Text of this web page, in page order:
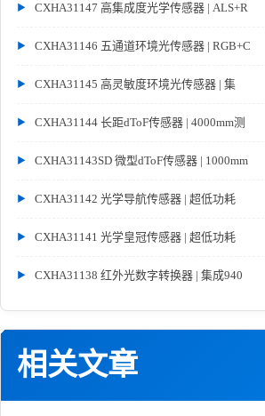
CXHA31147 高集成度光学传感器 | ALS+R
CXHA31146 五通道环境光传感器 | RGB+C
CXHA31145 高灵敏度环境光传感器 | 集
CXHA31144 长距dToF传感器 | 4000mm测
CXHA31143SD 微型dToF传感器 | 1000mm
CXHA31142 光学导航传感器 | 超低功耗
CXHA31141 光学皇冠传感器 | 超低功耗
CXHA31138 红外光数字转换器 | 集成940
相关文章